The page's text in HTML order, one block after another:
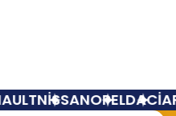
NİSSANOPELDACİA